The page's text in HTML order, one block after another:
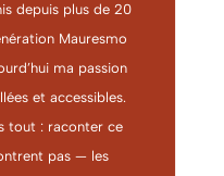
depuis plus de 20
Mauresmo
ma passion
et accessibles.
tout : raconter ce
pas — les